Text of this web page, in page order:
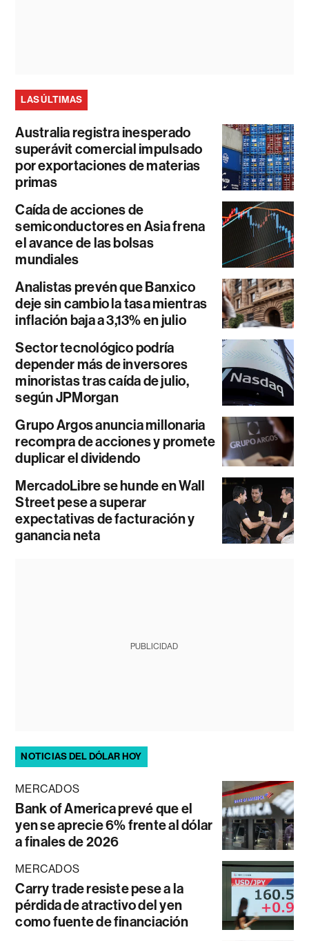
LAS ÚLTIMAS
Australia registra inesperado
superávit comercial impulsado
por exportaciones de materias
primas
Caída de acciones de
semiconductores en Asia frena
el avance de las bolsas
mundiales
Analistas prevén que Banxico
deje sin cambio la tasa mientras
inflación baja a 3,13% en julio
Sector tecnológico podría
depender más de inversores
minoristas tras caída de julio,
según JPMorgan
Grupo Argos anuncia millonaria
recompra de acciones y promete
duplicar el dividendo
MercadoLibre se hunde en Wall
Street pese a superar
expectativas de facturación y
ganancia neta
PUBLICIDAD
NOTICIAS DEL DÓLAR HOY
MERCADOS
Bank of America prevé que el
yen se aprecie 6% frente al dólar
a finales de 2026
MERCADOS
Carry trade resiste pese a la
pérdida de atractivo del yen
como fuente de financiación